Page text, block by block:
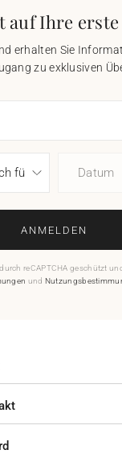
auf Ihre
erhalten Sie
zu exklusiven
Datum
ANMELDEN
reCAPTCHA geschützt
und